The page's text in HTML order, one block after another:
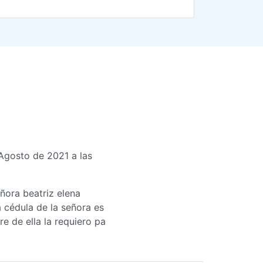
de 2021 a las
beatriz elena
de la señora es
de ella la requiero pa